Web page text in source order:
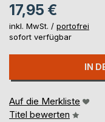
17,95 €
inkl. MwSt. / portofrei
sofort verfügbar
IN
Auf die Merkliste
Titel bewerten